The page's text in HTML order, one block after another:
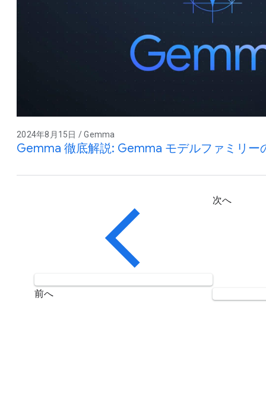
2024年8月15日 / Gemma
Gemma 徹底解説: Gemma モデルファミリー
前へ
次へ